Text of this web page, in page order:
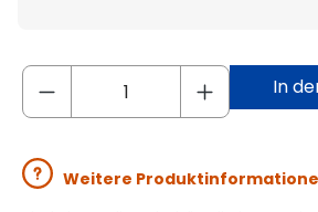
In
Weitere